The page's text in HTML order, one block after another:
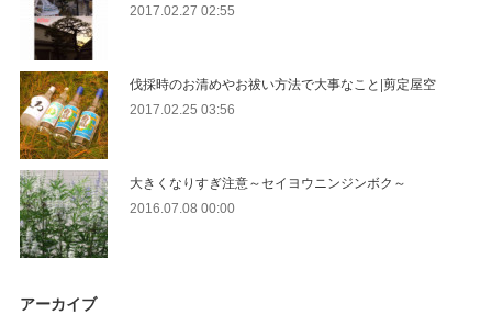
2017.02.27 02:55
伐採時のお清めやお祓い方法で大事なこと|剪定屋空
2017.02.25 03:56
大きくなりすぎ注意～セイヨウニンジンボク～
2016.07.08 00:00
アーカイブ